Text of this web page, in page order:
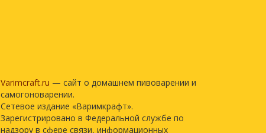
Varimcraft.ru — сайт о домашнем пивоварении и
самогоноварении.
Сетевое издание «Варимкрафт».
Зарегистрировано в Федеральной службе по
надзору в сфере связи, информационных